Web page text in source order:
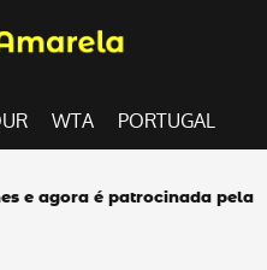
WTA PORTUGAL
e agora é patrocinada pela